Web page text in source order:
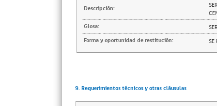
Descripción:
Glosa:
Forma y oportunidad de restitución:
SE
9. Requerimientos técnicos y otras cláusulas